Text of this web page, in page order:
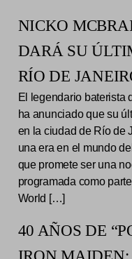
NICKO
DARÁ SU
RÍO DE
El legendario baterista
ha anunciado que su
en la ciudad de Río de
una era en el mundo
que promete ser una
programada como
World […]
40 AÑOS DE